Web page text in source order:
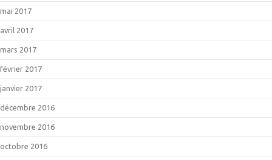
mai 2017
avril 2017
mars 2017
février 2017
janvier 2017
décembre 2016
novembre 2016
octobre 2016